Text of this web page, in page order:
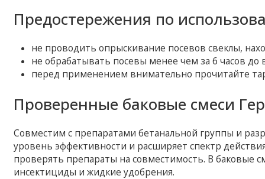
Предостережения по
не проводить опрыскивание посевов свеклы,
не обрабатывать посевы менее чем за 6 часов
перед применением внимательно прочитайте
Проверенные баковые смеси
Совместим с препаратами бетанальной группы и
уровень эффективности и расширяет спектр
проверять препараты на совместимость. В баковые
инсектициды и жидкие удобрения.